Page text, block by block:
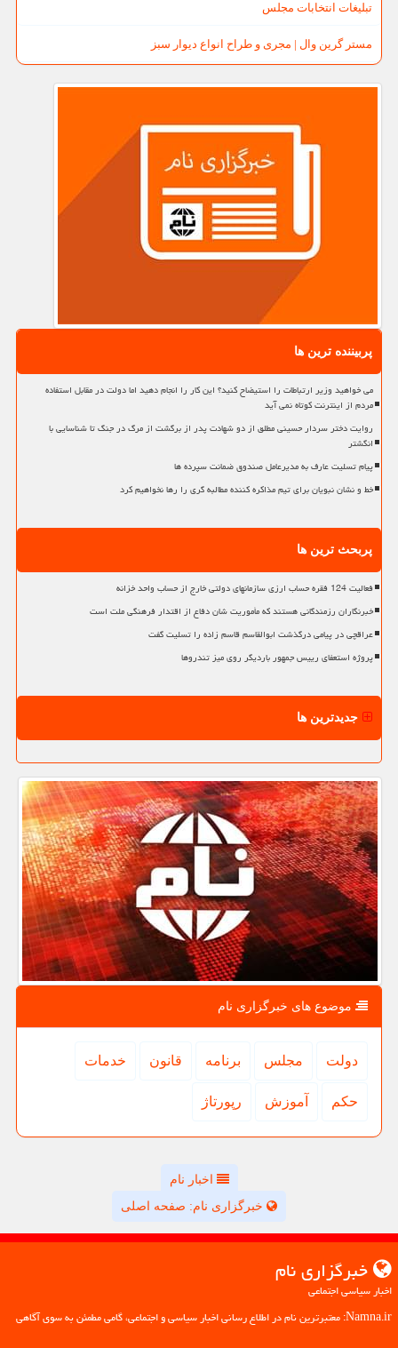
تبلیغات انتخابات مجلس
مستر گرین وال | مجری و طراح انواع دیوار سبز
پربیننده ترین ها
می خواهید وزیر ارتباطات را استیضاح کنید؟ این کار را انجام دهید اما دولت در مقابل استفاده
مردم از اینترنت کوتاه نمی آید
روایت دختر سردار حسینی مطلق از دو شهادت پدر از برگشت از مرگ در جنگ تا شناسایی با
انگشتر
پیام تسلیت عارف به مدیرعامل صندوق ضمانت سپرده ها
خط و نشان نبویان برای تیم مذاکره کننده مطالبه گری را رها نخواهیم کرد
پربحث ترین ها
فعالیت 124 فقره حساب ارزی سازمانهای دولتی خارج از حساب واحد خزانه
خبرنگاران رزمندگانی هستند که مأموریت شان دفاع از اقتدار فرهنگی ملت است
عراقچی در پیامی درگذشت ابوالقاسم قاسم زاده را تسلیت گفت
پروژه استعفای رییس جمهور باردیگر روی میز تندروها
جدیدترین ها
موضوع های خبرگزاری نام
دولت مجلس برنامه قانون خدمات
حكم آموزش رپورتاژ
اخبار نام
خبرگزاری نام: صفحه اصلی
خبرگزاری نام
اخبار سیاسی اجتماعی
Namna.ir: معتبرترین نام در اطلاع رسانی اخبار سیاسی و اجتماعی، گامی مطمئن به سوی آگاهی